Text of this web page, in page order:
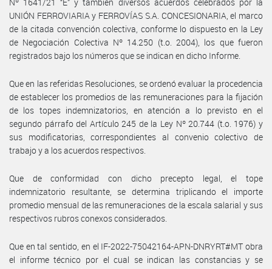
UNIÓN FERROVIARIA y FERROVÍAS S.A. CONCESIONARIA, el marco
de la citada convención colectiva, conforme lo dispuesto en la Ley
de Negociación Colectiva Nº 14.250 (t.o. 2004), los que fueron
registrados bajo los números que se indican en dicho Informe.
Que en las referidas Resoluciones, se ordenó evaluar la procedencia
de establecer los promedios de las remuneraciones para la fijación
de los topes indemnizatorios, en atención a lo previsto en el
segundo párrafo del Artículo 245 de la Ley Nº 20.744 (t.o. 1976) y
sus modificatorias, correspondientes al convenio colectivo de
trabajo y a los acuerdos respectivos.
Que de conformidad con dicho precepto legal, el tope
indemnizatorio resultante, se determina triplicando el importe
promedio mensual de las remuneraciones de la escala salarial y sus
respectivos rubros conexos considerados.
Que en tal sentido, en el IF-2022-75042164-APN-DNRYRT#MT obra
el informe técnico por el cual se indican las constancias y se